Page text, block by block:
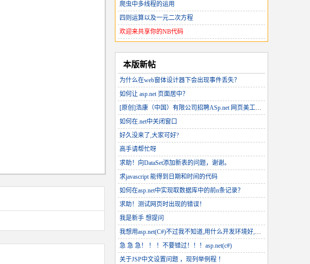
爬虫中多线程的运用
四则运算以及一元二次方程
欢迎来共享你的NB代码
本版新帖
为什么在web窗体设计器下会出现事件丢失？
如何让 asp.net 页面居中？
[原创]浩康（中国）有限公司招聘ASp.net 网页美工人才加盟（工作地点北京朝阳区sohu现代城）
如何在.net中关闭窗口
好久没来了,大家可好?
高手请帮忙呀
求助！向DataSet添加新表的问题，谢谢。
求javascript 能得到日期和时间的代码
如何在asp.net中实现取数据库中的前n条记录？
求助！测试网页时出现的错误！
我是新手 想提问
我想用asp.net(C#)不过我不知道,用什么开发环境好,还有代码与界面在一起好,还是分开好
急 急 急！ ！ ！不要错过！！！asp.net(c#)
关于JSP中文设置问题 ，现列举例程 ！